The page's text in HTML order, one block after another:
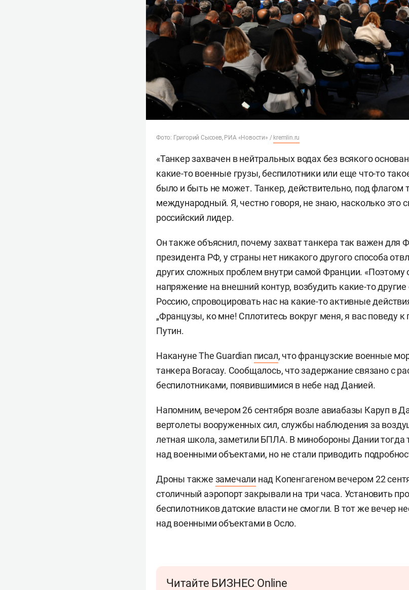
Фото: Григорий Сысоев, РИА «Новости» / kremlin.ru
«Танкер захвачен в нейтральных водах без всякого
какие-то военные грузы, беспилотники или еще что-то
было и быть не может. Танкер, действительно, под флагом
международный. Я, честно говоря, не знаю, насколько это
российский лидер.
Он также объяснил, почему захват танкера так важен
президента РФ, у страны нет никакого другого способа
других сложных проблем внутри самой Франции. «Поэтому
напряжение на внешний контур, возбудить какие-то
Россию, спровоцировать нас на какие-то активные
„Французы, ко мне! Сплотитесь вокруг меня, я вас поведу
Путин.
Накануне The Guardian писал, что французские военные
танкера Boracay. Сообщалось, что задержание связано с
беспилотниками, появившимися в небе над Данией.
Напомним, вечером 26 сентября возле авиабазы Каруп в
вертолеты вооруженных сил, службы наблюдения за
летная школа, заметили БПЛА. В минобороны Дании тогда
над военными объектами, но не стали приводить
Дроны также замечали над Копенгагеном вечером 22
столичный аэропорт закрывали на три часа. Установить
беспилотников датские власти не смогли. В тот же вечер
над военными объектами в Осло.
Читайте БИЗНЕС Online